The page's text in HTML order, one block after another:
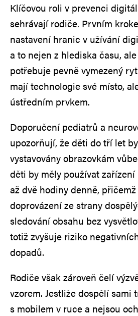
Klíčovou roli v prevenci
sehrávají rodiče. Prvním
nastavení hranic v užívání
a to nejen z hlediska času,
potřebuje pevně vymezený
mají technologie své místo,
ústředním prvkem.
Doporučení pediatrů a
upozorňují, že děti do tří let
vystavovány obrazovkám
děti by měly používat
až dvě hodiny denně,
doprovázení ze strany
sledování obsahu bez
totiž zvyšuje riziko
dopadů.
Rodiče však zároveň čelí
vzorem. Jestliže dospělí sami
s mobilem v ruce a nejsou